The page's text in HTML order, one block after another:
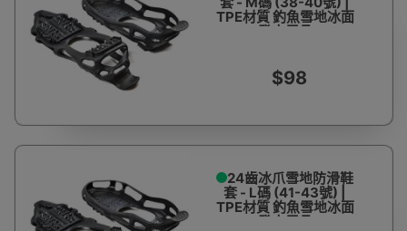
TPE材質 釣魚雪地冰面
登山用品
$98
24齒冰爪雪地防滑鞋
套 - L碼 (41-43號) |
TPE材質 釣魚雪地冰面
登山用品